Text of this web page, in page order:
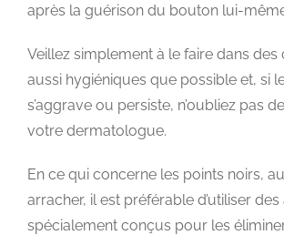
après la guérison du bouton lui-
Veillez simplement à le faire dans des
aussi hygiéniques que possible et, si
s’aggrave ou persiste, n’oubliez pas
votre dermatologue.
En ce qui concerne les points noirs,
arracher, il est préférable d’utiliser
spécialement conçus pour les